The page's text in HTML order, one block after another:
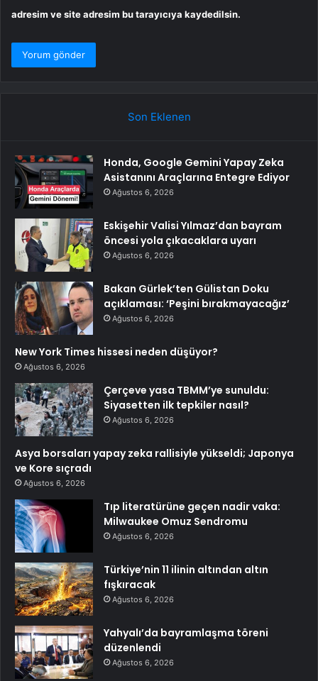
adresim ve site adresim bu tarayıcıya kaydedilsin.
Son Eklenen
Honda, Google Gemini Yapay Zeka
Asistanını Araçlarına Entegre Ediyor
Ağustos 6, 2026
Eskişehir Valisi Yılmaz’dan bayram
öncesi yola çıkacaklara uyarı
Ağustos 6, 2026
Bakan Gürlek’ten Gülistan Doku
açıklaması: ‘Peşini bırakmayacağız’
Ağustos 6, 2026
New York Times hissesi neden düşüyor?
Ağustos 6, 2026
Çerçeve yasa TBMM’ye sunuldu:
Siyasetten ilk tepkiler nasıl?
Ağustos 6, 2026
Asya borsaları yapay zeka rallisiyle yükseldi; Japonya
ve Kore sıçradı
Ağustos 6, 2026
Tıp literatürüne geçen nadir vaka:
Milwaukee Omuz Sendromu
Ağustos 6, 2026
Türkiye’nin 11 ilinin altından altın
fışkıracak
Ağustos 6, 2026
Yahyalı’da bayramlaşma töreni
düzenlendi
Ağustos 6, 2026